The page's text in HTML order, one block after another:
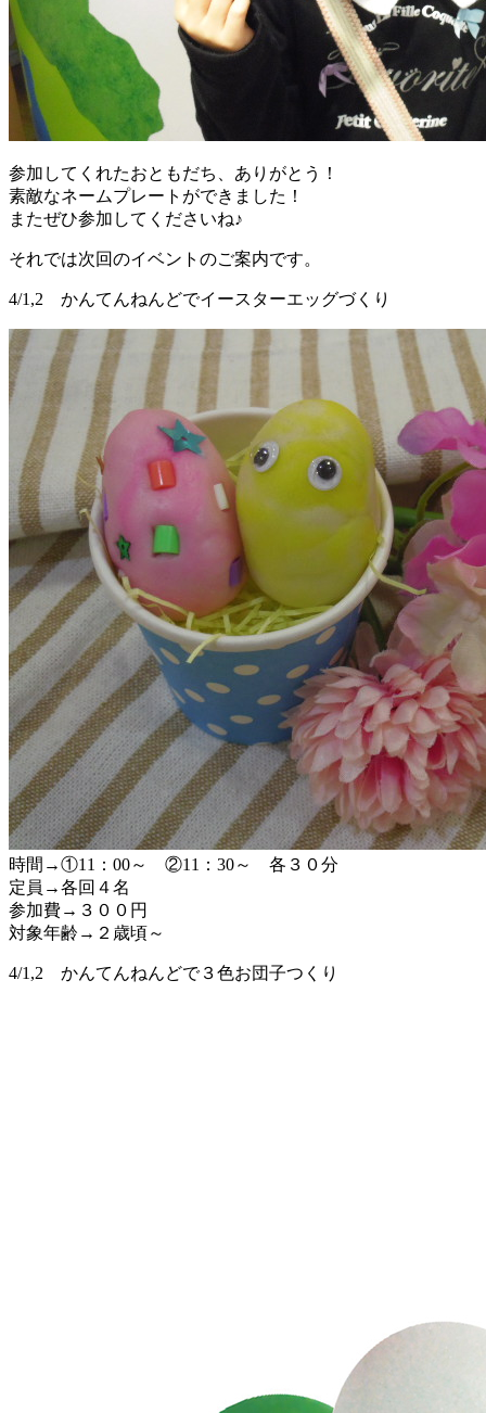
参加してくれたおともだち、ありがとう！
素敵なネームプレートができました！
またぜひ参加してくださいね♪
それでは次回のイベントのご案内です。
4/1,2 かんてんねんどでイースターエッグづくり
時間→①11：00～ ②11：30～ 各３０分
定員→各回４名
参加費→３００円
対象年齢→２歳頃～
4/1,2 かんてんねんどで３色お団子つくり